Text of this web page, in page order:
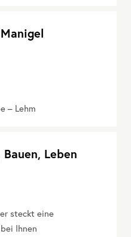
– Lehm
Leben
steckt eine
Ihnen